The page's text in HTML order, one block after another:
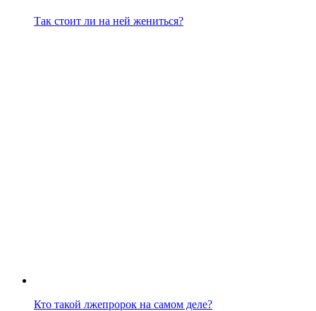
Так стоит ли на ней жениться?
Кто такой лжепророк на самом деле?